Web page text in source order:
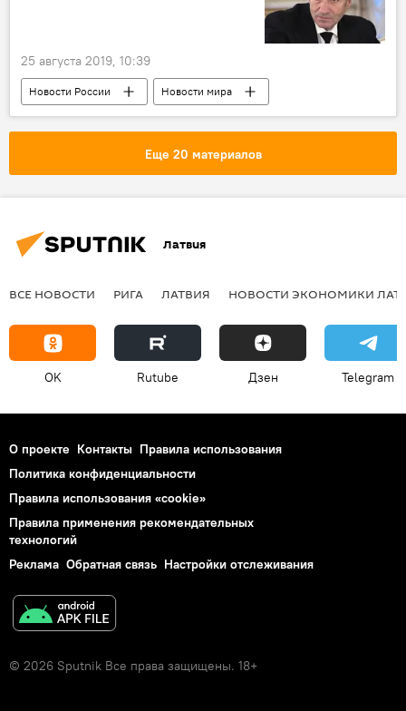
25 августа 2019, 10:39
Новости России
Новости мира
Латвия
Игорь Крутой
Юрмала
Еще 20 материалов
Латвия
ВСЕ НОВОСТИ РИГА ЛАТВИЯ НОВОСТИ ЭКОНОМИКИ
OK Rutube Дзен Telegram
О проекте Контакты Правила использования
Политика конфиденциальности
Правила использования «cookie»
Правила применения рекомендательных
технологий
Реклама Обратная связь Настройки отслеживания
© 2026 Sputnik Все права защищены. 18+